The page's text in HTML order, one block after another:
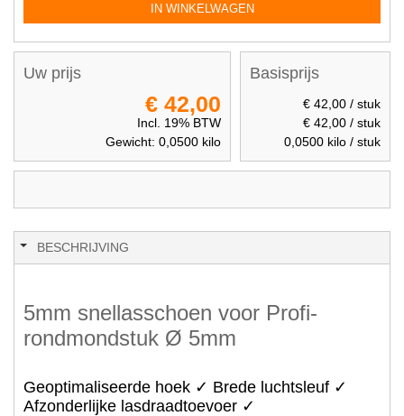
IN WINKELWAGEN
Basisprijs
€ 42,00/ stuk
€ 42,00/ stuk
0,0500 kilo / stuk
Uw prijs
€ 42,00
Incl. 19% BTW
Gewicht: 0,0500kilo
BESCHRIJVING
5mm snellasschoen voor Profi-
rondmondstuk Ø 5mm
Geoptimaliseerde hoek ✓ Brede luchtsleuf ✓
Afzonderlijke lasdraadtoevoer ✓